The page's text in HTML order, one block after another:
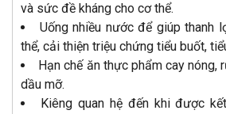
và sức đề kháng cho cơ thể.
Uống nhiều nước để giúp thanh
thể, cải thiện triệu chứng tiểu buốt,
Hạn chế ăn thực phẩm cay nóng,
dầu mỡ.
Kiêng quan hệ đến khi được